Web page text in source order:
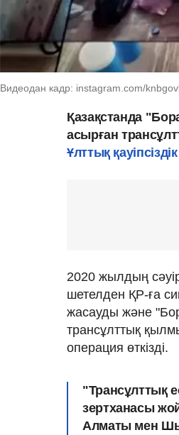
Видеодан кадр: instagram.com/
Қазақстанда
асырған
Ұлттық
2020 жылдың
шетелден ҚР-ға
жасауды және
трансұлттық
операция өткізді.
"Трансұлттық
зертханасы
Алматы мен